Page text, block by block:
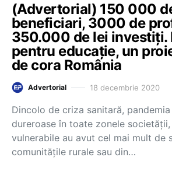
(Advertorial) 150 000
beneficiari, 3000 de
350.000 de lei investiți.
pentru educație, un
de cora România
Advertorial 18 decembrie 2020
Dincolo de criza sanitară,
dureroase în toate zonele
vulnerabile au avut cel mai mult de
comunitățile rurale sau din…